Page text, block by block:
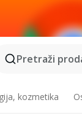
Pretraži
kozmetika